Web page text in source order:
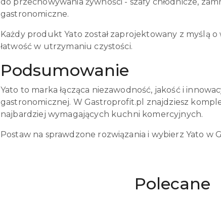
gastronomiczne.
Każdy produkt Yato został zaprojektowany z myślą
łatwość w utrzymaniu czystości.
Podsumowanie
Yato to marka łącząca niezawodność, jakość i
gastronomicznej. W Gastroprofit.pl znajdziesz
najbardziej wymagających kuchni komercyjnych.
Postaw na sprawdzone rozwiązania i wybierz Yato w
Produkty
Polecane